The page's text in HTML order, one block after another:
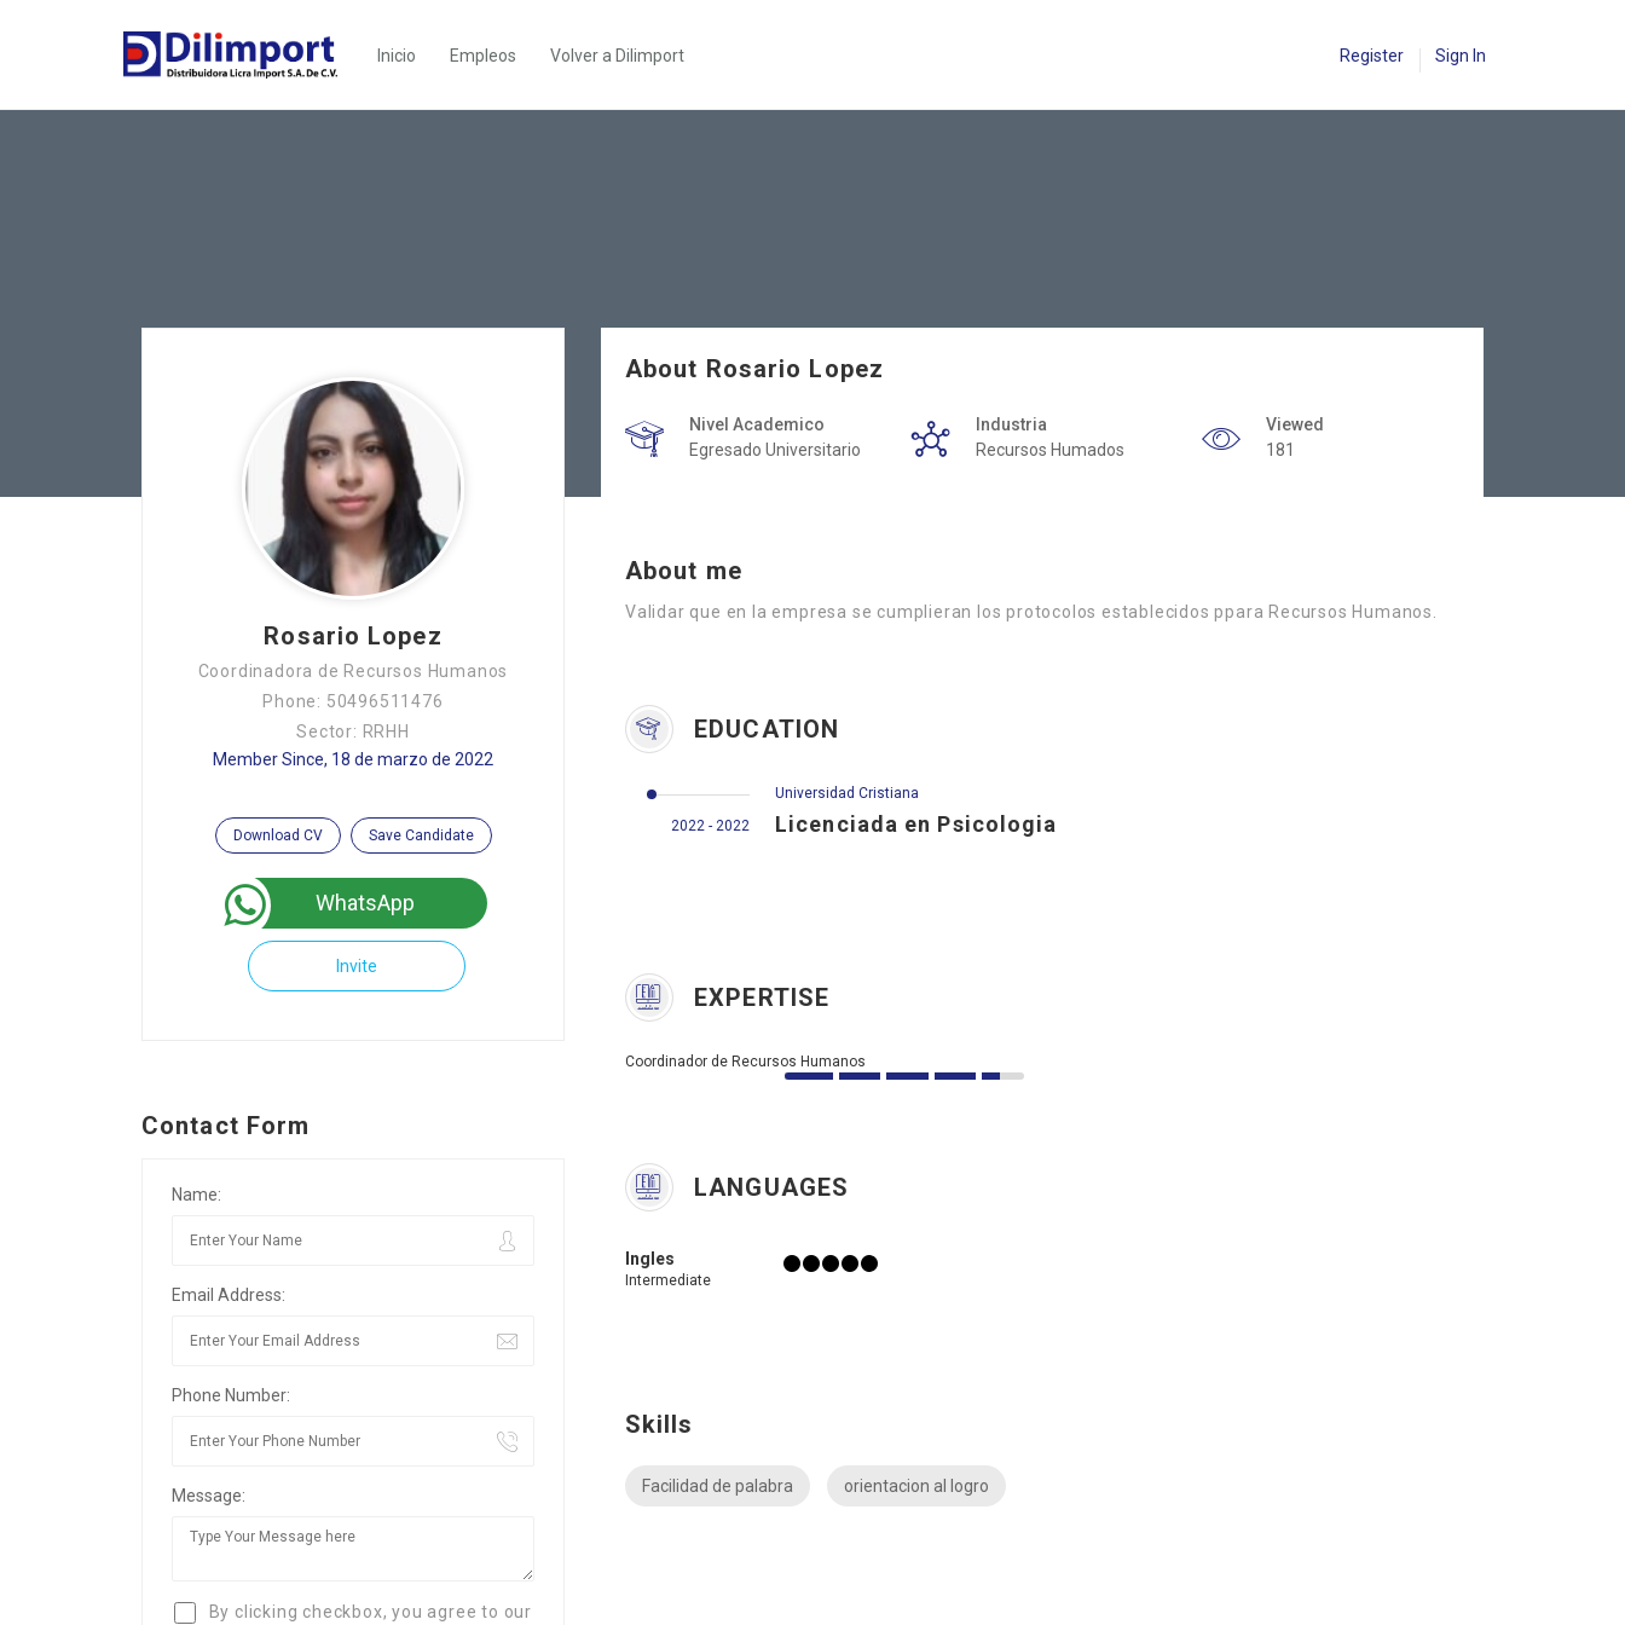
Inicio Empleos Volver a Dilimport Register Sign In
Rosario Lopez
Coordinadora de Recursos Humanos
Phone: 50496511476
Sector: RRHH
Member Since, 18 de marzo de 2022
Download CV Save Candidate
WhatsApp
Invite
Contact Form
Name:
Email Address:
Phone Number:
Message:
By clicking checkbox, you agree to our
About Rosario Lopez
Nivel Academico
Egresado Universitario
Industria
Recursos Humados
Viewed
181
About me
Validar que en la empresa se cumplieran los protocolos establecidos ppara Recursos Humanos.
EDUCATION
2022 - 2022
Universidad Cristiana
Licenciada en Psicologia
EXPERTISE
Coordinador de Recursos Humanos
LANGUAGES
Ingles
Intermediate
Skills
Facilidad de palabra orientacion al logro